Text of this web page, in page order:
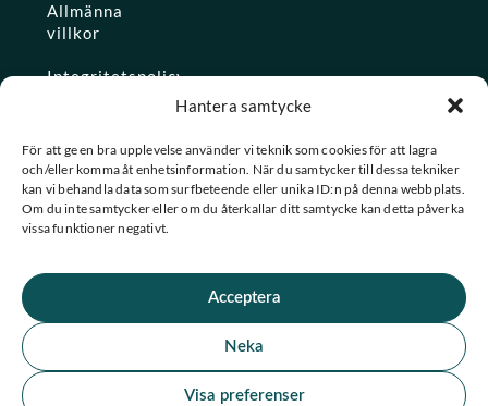
Hantera samtycke
För att ge en bra upplevelse använder vi teknik som cookies för att lagra
och/eller komma åt enhetsinformation. När du samtycker till dessa tekniker
kan vi behandla data som surfbeteende eller unika ID:n på denna webbplats.
Om du inte samtycker eller om du återkallar ditt samtycke kan detta påverka
vissa funktioner negativt.
Acceptera
Neka
Visa preferenser
Allmänna
villkor
Integritetspolicy
Konto
★ Trustpilot
Se alla våra omdömen